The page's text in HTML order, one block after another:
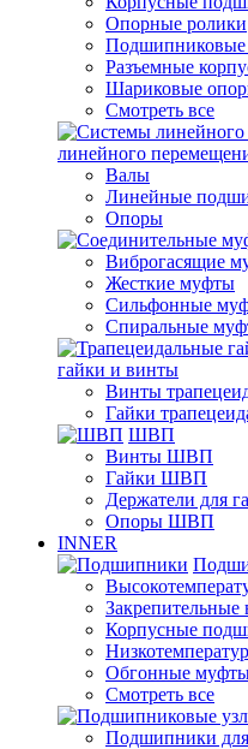
Опорные ролики
Подшипниковые
Разъемные
Шариковые
Смотреть все
линейного
Валы
Линейные
Опоры
Виброгасящие
Жесткие муфты
Сильфонные
Спиральные
гайки и винты
Винты
Гайки
ШВП
Винты ШВП
Гайки ШВП
Держатели для
Опоры ШВП
INNER
Закрепительные
Корпусные
Обгонные
Смотреть все
Подшипники